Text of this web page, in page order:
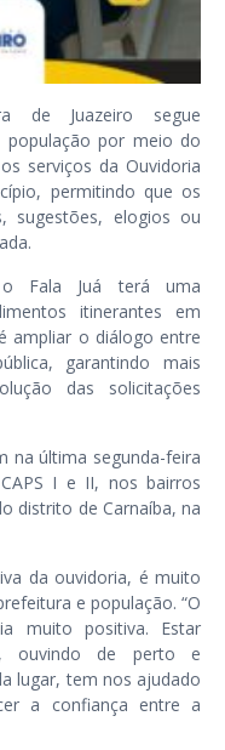
de Juazeiro segue
população por meio do
serviços da Ouvidoria
permitindo que os
sugestões, elogios ou
o Fala Juá terá uma
itinerantes em
ampliar o diálogo entre
garantindo mais
das solicitações
na última segunda-feira
I e II, nos bairros
distrito de Carnaíba, na
da ouvidoria, é muito
e população. “O
muito positiva. Estar
ouvindo de perto e
lugar, tem nos ajudado
a confiança entre a